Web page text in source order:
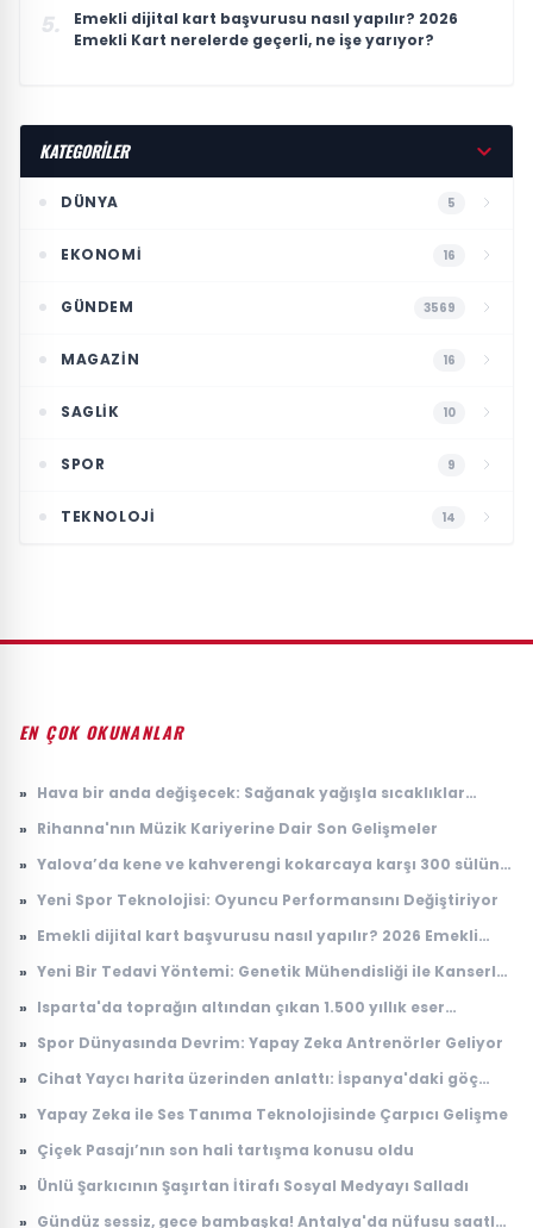
5.
Emekli dijital kart başvurusu nasıl yapılır? 2026
Emekli Kart nerelerde geçerli, ne işe yarıyor?
KATEGORİLER
DÜNYA 5
EKONOMI 16
GÜNDEM 3569
MAGAZIN 16
SAGLIK 10
SPOR 9
TEKNOLOJI 14
EN ÇOK OKUNANLAR
» Hava bir anda değişecek: Sağanak yağışla sıcaklıklar
» Rihanna'nın Müzik Kariyerine Dair Son Gelişmeler
» Yalova’da kene ve kahverengi kokarcaya karşı 300 sülün
» Yeni Spor Teknolojisi: Oyuncu Performansını Değiştiriyor
» Emekli dijital kart başvurusu nasıl yapılır? 2026 Emekli
» Yeni Bir Tedavi Yöntemi: Genetik Mühendisliği ile Kanserle
» Isparta'da toprağın altından çıkan 1.500 yıllık eser
» Spor Dünyasında Devrim: Yapay Zeka Antrenörler Geliyor
» Cihat Yaycı harita üzerinden anlattı: İspanya'daki göç
» Yapay Zeka ile Ses Tanıma Teknolojisinde Çarpıcı Gelişme
» Çiçek Pasajı’nın son hali tartışma konusu oldu
» Ünlü Şarkıcının Şaşırtan İtirafı Sosyal Medyayı Salladı
» Gündüz sessiz, gece bambaşka! Antalya'da nüfusu saatler